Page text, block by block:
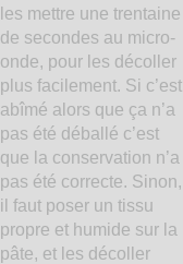
les mettre une trentaine
de secondes au micro-
onde, pour les décoller
plus facilement. Si c’est
abîmé alors que ça n’a
pas été déballé c’est
que la conservation n’a
pas été correcte. Sinon,
il faut poser un tissu
propre et humide sur la
pâte, et les décoller